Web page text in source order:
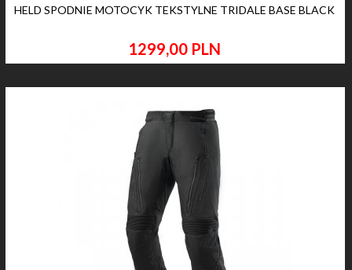
HELD SPODNIE MOTOCYK TEKSTYLNE TRIDALE BASE BLACK
1299,00 PLN